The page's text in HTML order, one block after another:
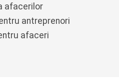
afacerilor
antreprenori
afaceri